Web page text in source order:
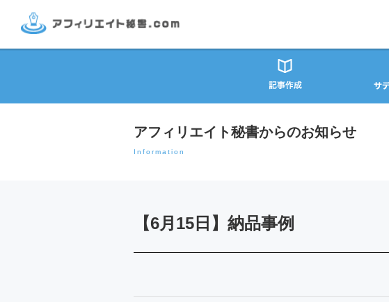
アフィリエイト秘書からのお知らせ
Information
【6月15日】納品事例